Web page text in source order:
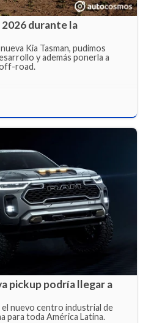
2026 durante la
Kia Tasman, pudimos
y además ponerla a
road.
pickup podría llegar a
nuevo centro industrial de
para toda América Latina.